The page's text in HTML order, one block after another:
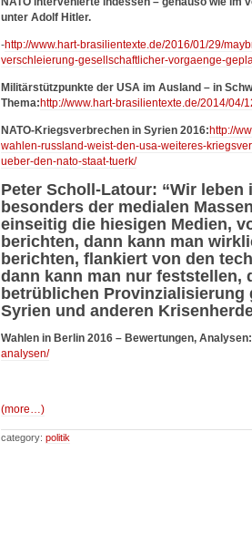
unter Adolf Hitler.
-http://www.hart-brasilientexte.de/2016/01/29/
verschleierung-gesellschaftlicher-vorgaenge-
Militärstützpunkte der USA im Ausland – in
Thema:http://www.hart-brasilientexte.de/2014/
NATO-Kriegsverbrechen in Syrien 2016:http://
wahlen-russland-weist-den-usa-weiteres-
ueber-den-nato-staat-tuerk/
Peter Scholl-Latour: “Wir
besonders der medialen
einseitig die hiesigen Medien,
berichten, dann kann man
berichten, flankiert von den
dann kann man nur feststellen,
betrüblichen
Syrien und anderen
Wahlen in Berlin 2016 – Bewertungen, Analysen:
analysen/
(more…)
category: politik